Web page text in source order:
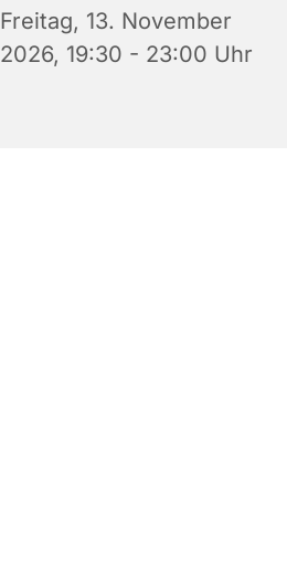
Freitag, 13. November
2026, 19:30 - 23:00 Uhr